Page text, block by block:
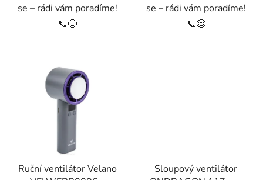
se – rádi vám poradíme!
📞😊
se – rádi vám poradíme!
📞😊
Ruční ventilátor Velano
Sloupový ventilátor